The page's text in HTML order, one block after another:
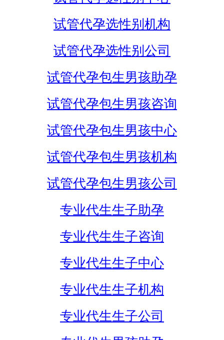
试管代孕选性别机构
试管代孕选性别公司
试管代孕包生男孩助孕
试管代孕包生男孩咨询
试管代孕包生男孩中心
试管代孕包生男孩机构
试管代孕包生男孩公司
专业代生生子助孕
专业代生生子咨询
专业代生生子中心
专业代生生子机构
专业代生生子公司